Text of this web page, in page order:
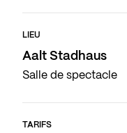
LIEU
Aalt Stadhaus
Salle de spectacle
TARIFS